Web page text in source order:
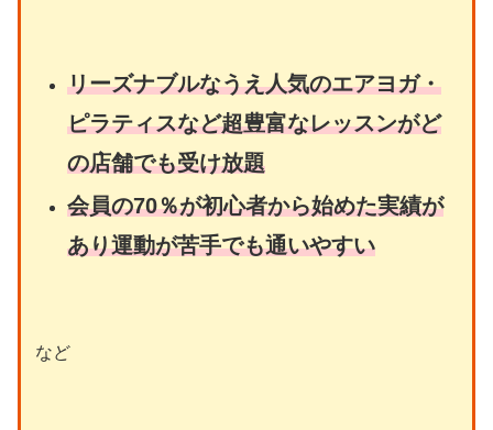
リーズナブルなうえ人気のエアヨガ・
ピラティスなど超豊富なレッスンがど
の店舗でも受け放題
会員の70％が初心者から始めた実績が
あり運動が苦手でも通いやすい
など